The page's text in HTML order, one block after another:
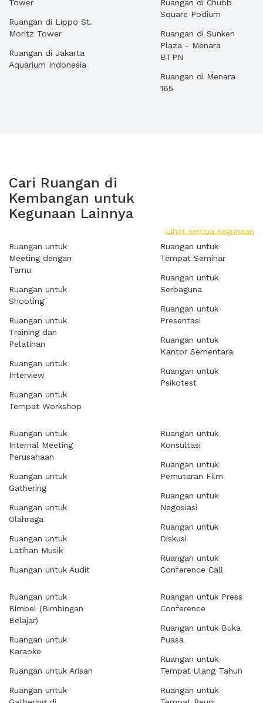
Tower
Ruangan di Lippo St.
Moritz Tower
Ruangan di Jakarta
Aquarium Indonesia
Ruangan di Chubb
Square Podium
Ruangan di Sunken
Plaza - Menara
BTPN
Ruangan di Menara
165
Cari Ruangan di
Kembangan untuk
Kegunaan Lainnya
Lihat semua kegunaan
Ruangan untuk
Meeting dengan
Tamu
Ruangan untuk
Shooting
Ruangan untuk
Training dan
Pelatihan
Ruangan untuk
Interview
Ruangan untuk
Tempat Workshop
Ruangan untuk
Tempat Seminar
Ruangan untuk
Serbaguna
Ruangan untuk
Presentasi
Ruangan untuk
Kantor Sementara
Ruangan untuk
Psikotest
Ruangan untuk
Internal Meeting
Perusahaan
Ruangan untuk
Gathering
Ruangan untuk
Olahraga
Ruangan untuk
Latihan Musik
Ruangan untuk Audit
Ruangan untuk
Konsultasi
Ruangan untuk
Pemutaran Film
Ruangan untuk
Negosiasi
Ruangan untuk
Diskusi
Ruangan untuk
Conference Call
Ruangan untuk
Bimbel (Bimbingan
Belajar)
Ruangan untuk
Karaoke
Ruangan untuk Arisan
Ruangan untuk
Ruangan untuk Press
Conference
Ruangan untuk Buka
Puasa
Ruangan untuk
Tempat Ulang Tahun
Ruangan untuk